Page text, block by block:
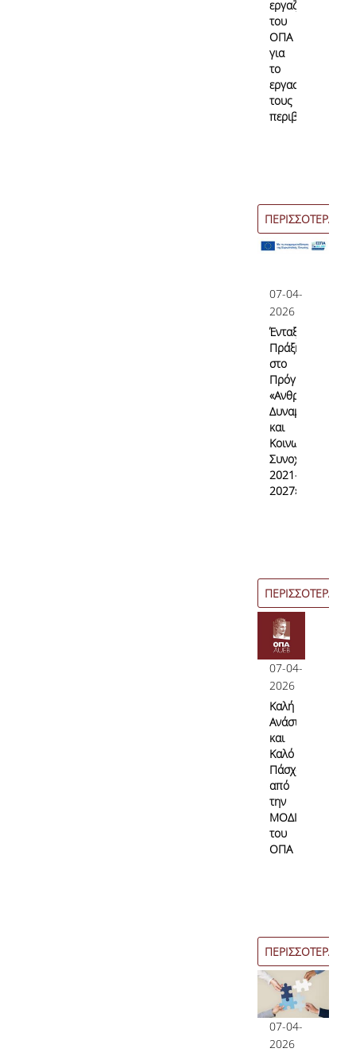
εργαζόμενοι
του
ΟΠΑ
για
το
εργασιακό
τους
περιβάλλον;
ΠΕΡΙΣΣΟΤΕΡΑ
07-04-
2026
Ένταξη
Πράξης
στο
Πρόγραμμα
«Ανθρώπινο
Δυναμικό
και
Κοινωνική
Συνοχή
2021–
2027»
ΠΕΡΙΣΣΟΤΕΡΑ
07-04-
2026
Καλή
Ανάσταση
και
Καλό
Πάσχα
από
την
ΜΟΔΙΠ
του
ΟΠΑ
ΠΕΡΙΣΣΟΤΕΡΑ
07-04-
2026